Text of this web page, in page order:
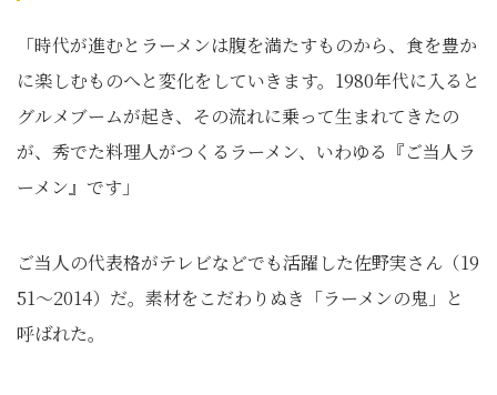
「時代が進むとラーメンは腹を満たすものから、食を豊か
に楽しむものへと変化をしていきます。1980年代に入ると
グルメブームが起き、その流れに乗って生まれてきたの
が、秀でた料理人がつくるラーメン、いわゆる『ご当人ラ
ーメン』です」
ご当人の代表格がテレビなどでも活躍した佐野実さん（19
51～2014）だ。素材をこだわりぬき「ラーメンの鬼」と
呼ばれた。